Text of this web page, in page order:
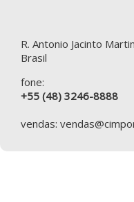
R. Antonio Jacinto
Brasil
fone:
+55 (48) 3246-8888
vendas: